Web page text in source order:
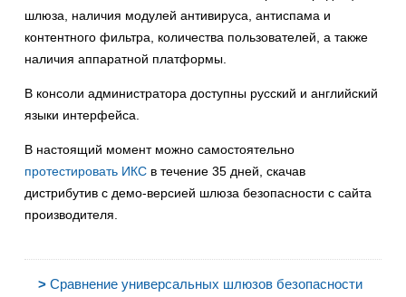
шлюза, наличия модулей антивируса, антиспама и
контентного фильтра, количества пользователей, а также
наличия аппаратной платформы.
В консоли администратора доступны русский и английский
языки интерфейса.
В настоящий момент можно самостоятельно
протестировать ИКС в течение 35 дней, скачав
дистрибутив с демо-версией шлюза безопасности с сайта
производителя.
> Сравнение универсальных шлюзов безопасности